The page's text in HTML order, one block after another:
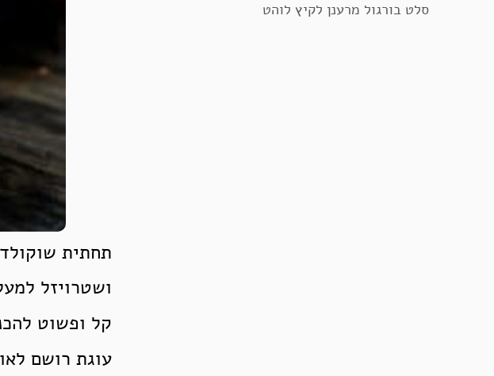
תחתית
ושטרויזל
קל ופשוט
עוגת רושם
סלט בורגול מרענן לקיץ לוהט